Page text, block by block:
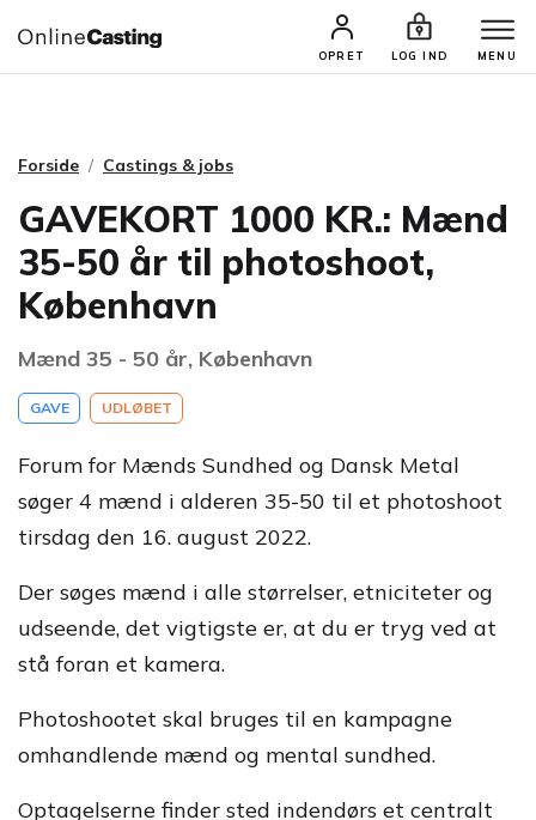
OPRET LOG IND MENU
CASTINGS & JOBS SØG PROFIL
Forside Castings & jobs
GAVEKORT 1000 KR.: Mænd
35-50 år til photoshoot,
København
Mænd 35 - 50 år, København
GAVE UDLØBET
Forum for Mænds Sundhed og Dansk Metal
søger 4 mænd i alderen 35-50 til et photoshoot
tirsdag den 16. august 2022.
Der søges mænd i alle størrelser, etniciteter og
udseende, det vigtigste er, at du er tryg ved at
stå foran et kamera.
Photoshootet skal bruges til en kampagne
omhandlende mænd og mental sundhed.
Optagelserne finder sted indendørs et centralt